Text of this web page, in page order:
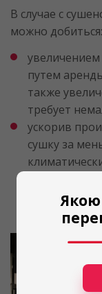
В случае с
можно добиться:
путем
также
требует
ускорив
сушку за